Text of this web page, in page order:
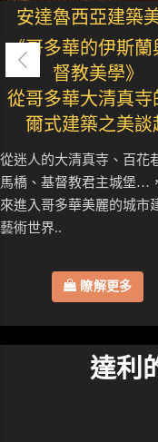
安達魯西亞建築
《哥多華的伊斯蘭
督教美學》
從哥多華大清真寺
爾式建築之美談
從迷人的大清真寺、百花
馬橋、基督教君主城堡…
來進入哥多華美麗的城市
藝術世界..
瞭解更多
達利